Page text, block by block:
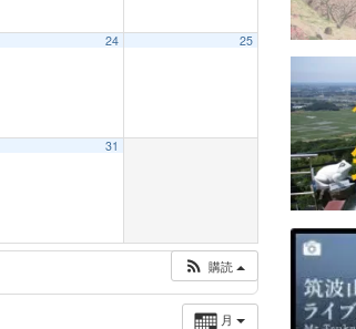
24 25
31
購読
月